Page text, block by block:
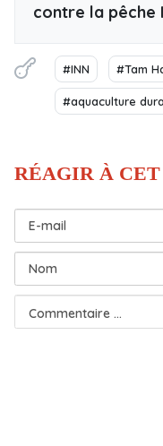
contre la pêche
#INN #Tam
#aquaculture